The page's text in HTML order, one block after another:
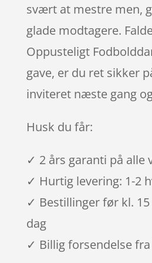
svært at mestre men,
glade modtagere.
Oppusteligt
gave, er du ret sikker
inviteret næste gang
Husk du får:
✓ 2 års garanti på alle
✓ Hurtig levering: 1-2
✓ Bestillinger før kl.
dag
✓ Billig forsendelse